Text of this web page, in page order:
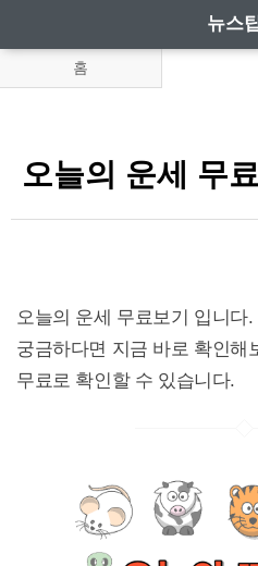
뉴스
홈
오늘의 운세 무료
오늘의 운세 무료보기 입니다
궁금하다면 지금 바로 확인해
무료로 확인할 수 있습니다.